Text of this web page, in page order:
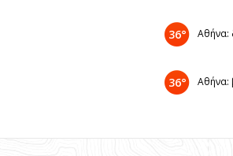
36° Αθήνα:
36° Αθήνα: